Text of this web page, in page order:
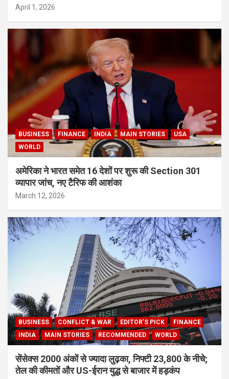
April 1, 2026
BUSINESS FINANCE INDIA MAIN STORIES
USA
WORLD
अमेरिका ने भारत समेत 16 देशों पर शुरू की Section 301
व्यापार जांच, नए टैरिफ की आशंका
March 12, 2026
BUSINESS CONFLICT & WAR EDITOR'S PICK
FINANCE
INDIA
MAIN STORIES RECOMMENDED WORLD
सेंसेक्स 2000 अंकों से ज्यादा लुढ़का, निफ्टी 23,800 के नीचे;
तेल की कीमतों और US-ईरान युद्ध से बाजार में हड़कंप